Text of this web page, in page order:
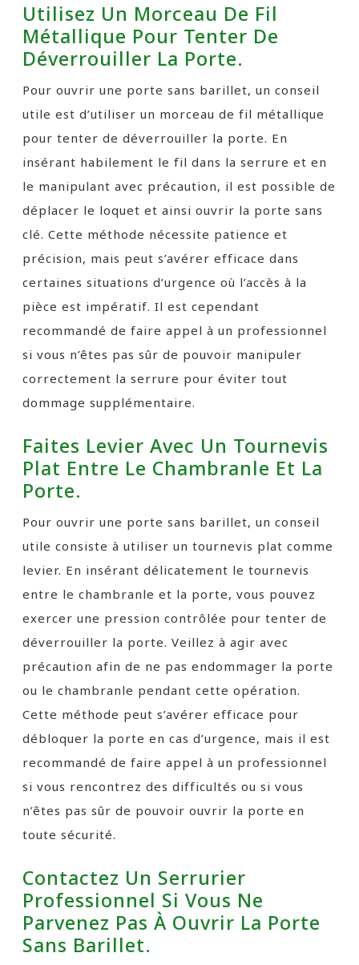
Utilisez Un Morceau De Fil
Métallique Pour Tenter De
Déverrouiller La Porte.
Pour ouvrir une porte sans barillet, un conseil
utile est d’utiliser un morceau de fil métallique
pour tenter de déverrouiller la porte. En
insérant habilement le fil dans la serrure et en
le manipulant avec précaution, il est possible de
déplacer le loquet et ainsi ouvrir la porte sans
clé. Cette méthode nécessite patience et
précision, mais peut s’avérer efficace dans
certaines situations d’urgence où l’accès à la
pièce est impératif. Il est cependant
recommandé de faire appel à un professionnel
si vous n’êtes pas sûr de pouvoir manipuler
correctement la serrure pour éviter tout
dommage supplémentaire.
Faites Levier Avec Un Tournevis
Plat Entre Le Chambranle Et La
Porte.
Pour ouvrir une porte sans barillet, un conseil
utile consiste à utiliser un tournevis plat comme
levier. En insérant délicatement le tournevis
entre le chambranle et la porte, vous pouvez
exercer une pression contrôlée pour tenter de
déverrouiller la porte. Veillez à agir avec
précaution afin de ne pas endommager la porte
ou le chambranle pendant cette opération.
Cette méthode peut s’avérer efficace pour
débloquer la porte en cas d’urgence, mais il est
recommandé de faire appel à un professionnel
si vous rencontrez des difficultés ou si vous
n’êtes pas sûr de pouvoir ouvrir la porte en
toute sécurité.
Contactez Un Serrurier
Professionnel Si Vous Ne
Parvenez Pas À Ouvrir La Porte
Sans Barillet.